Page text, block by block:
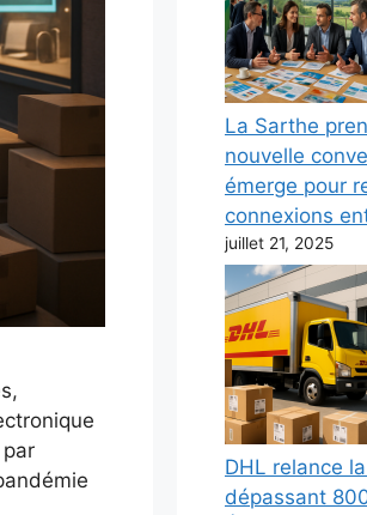
La Sarthe
nouvelle
émerge pour
connexions
juillet 21, 2025
DHL relance
dépassant